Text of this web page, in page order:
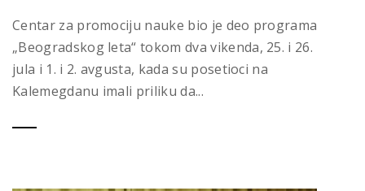
Centar za promociju nauke bio je deo programa
„Beogradskog leta“ tokom dva vikenda, 25. i 26.
jula i 1. i 2. avgusta, kada su posetioci na
Kalemegdanu imali priliku da...